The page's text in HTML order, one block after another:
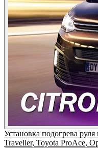
Установка подогрева
Traveller, Toyota ProAce,